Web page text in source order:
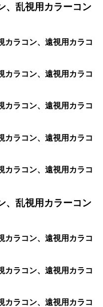
、乱視用カラーコン
カラコン、遠視用カラコ
カラコン、遠視用カラコ
カラコン、遠視用カラコ
カラコン、遠視用カラコ
カラコン、遠視用カラコ
、乱視用カラーコン
カラコン、遠視用カラコ
カラコン、遠視用カラコ
カラコン、遠視用カラコ